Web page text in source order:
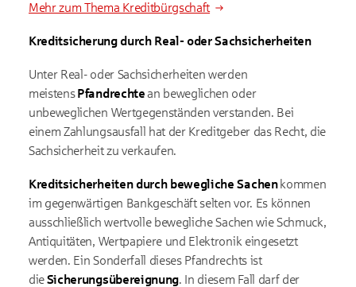
Mehr zum Thema Kreditbürgschaft
Kreditsicherung durch Real- oder Sachsicherheiten
Unter Real- oder Sachsicherheiten werden
meistensPfandrechtean beweglichen oder
unbeweglichen Wertgegenständen verstanden. Bei
einem Zahlungsausfall hat der Kreditgeber das Recht, die
Sachsicherheit zu verkaufen.
Kreditsicherheiten durch bewegliche Sachenkommen
im gegenwärtigen Bankgeschäft selten vor. Es können
ausschließlich wertvolle bewegliche Sachen wie Schmuck,
Antiquitäten, Wertpapiere und Elektronik eingesetzt
werden. Ein Sonderfall dieses Pfandrechts ist
dieSicherungsübereignung. In diesem Fall darf der